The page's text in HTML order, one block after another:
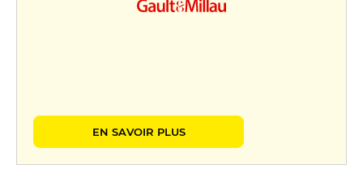
EN SAVOIR PLUS